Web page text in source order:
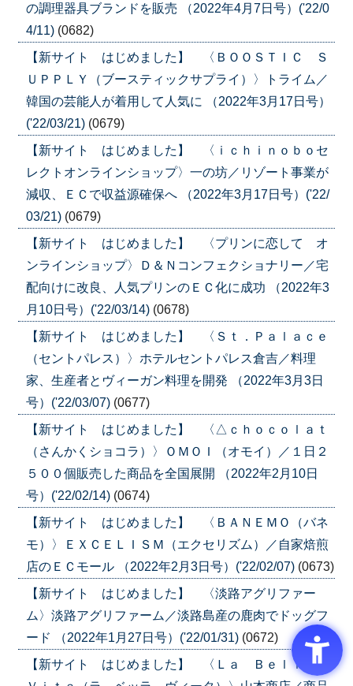
の調理器具ブランドを販売 （2022年4月7日号）('22/0
4/11) (0682)
【新サイト はじめました】 〈ＢＯＯＳＴＩＣ Ｓ
ＵＰＰＬＹ（ブースティックサプライ）〉トライム／
韓国の芸能人が着用して人気に （2022年3月17日号）
('22/03/21) (0679)
【新サイト はじめました】 〈ｉｃｈｉｎｏｂｏセ
レクトオンラインショップ〉一の坊／リゾート事業が
減収、ＥＣで収益源確保へ （2022年3月17日号）('22/
03/21) (0679)
【新サイト はじめました】 〈プリンに恋して オ
ンラインショップ〉Ｄ＆Ｎコンフェクショナリー／宅
配向けに改良、人気プリンのＥＣ化に成功 （2022年3
月10日号）('22/03/14) (0678)
【新サイト はじめました】 〈Ｓｔ．Ｐａｌａｃｅ
（セントパレス）〉ホテルセントパレス倉吉／料理
家、生産者とヴィーガン料理を開発 （2022年3月3日
号）('22/03/07) (0677)
【新サイト はじめました】 〈△ｃｈｏｃｏｌａｔ
（さんかくショコラ）〉ＯＭＯＩ（オモイ）／１日２
５００個販売した商品を全国展開 （2022年2月10日
号）('22/02/14) (0674)
【新サイト はじめました】 〈ＢＡＮＥＭＯ（バネ
モ）〉ＥＸＣＥＬＩＳＭ（エクセリズム）／自家焙煎
店のＥＣモール （2022年2月3日号）('22/02/07) (0673)
【新サイト はじめました】 〈淡路アグリファー
ム〉淡路アグリファーム／淡路島産の鹿肉でドッグフ
ード （2022年1月27日号）('22/01/31) (0672)
【新サイト はじめました】 〈Ｌａ Ｂｅｌｌａ